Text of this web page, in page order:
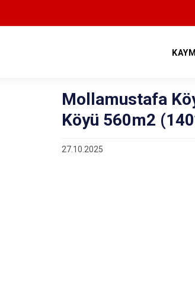
Mollamustafa
Köyü 560m2
27.10.2025